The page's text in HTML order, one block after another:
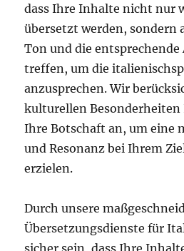
dass Ihre Inhalte nicht nur
übersetzt werden, sondern
Ton und die entsprechende
treffen, um die
anzusprechen. Wir
kulturellen Besonderheiten
Ihre Botschaft an, um eine
und Resonanz bei Ihrem
erzielen.
Durch unsere
Übersetzungsdienste für
sicher sein, dass Ihre